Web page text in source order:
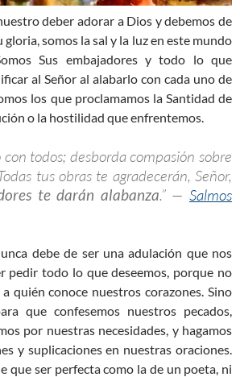
deber adorar a Dios y debemos de
somos la sal y la luz en este mundo
Sus embajadores y todo lo que
al Señor al alabarlo con cada uno de
los que proclamamos la Santidad de
o la hostilidad que enfrentemos.
con todos; desborda compasión sobre
tus obras te agradecerán, Señor,
te darán alabanza.” — Salmos
debe de ser una adulación que nos
pedir todo lo que deseemos, porque no
quién conoce nuestros corazones. Sino
que confesemos nuestros pecados,
por nuestras necesidades, y hagamos
y suplicaciones en nuestras oraciones.
que ser perfecta como la de un poeta, ni